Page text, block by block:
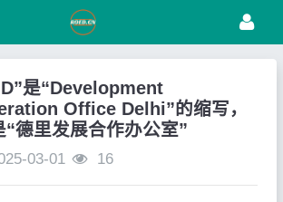
是“Development
Office Delhi”的缩写，
“德里发展合作办公室”
03-01 16